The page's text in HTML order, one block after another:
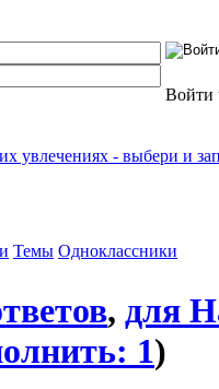
Войти
увлечениях - выбери и
Темы Одноклассники
, для
1)